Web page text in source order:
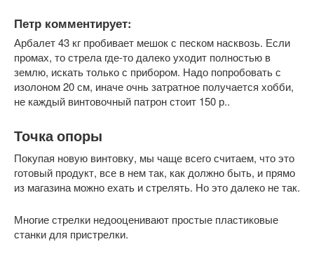
Петр комментирует:
Арбалет 43 кг пробивает мешок с песком насквозь. Если
промах, то стрела где-то далеко уходит полностью в
землю, искать только с прибором. Надо попробовать с
изолоном 20 см, иначе очнь затратное получается хобби,
не каждый винтовочный патрон стоит 150 р..
Точка опоры
Покупая новую винтовку, мы чаще всего считаем, что это
готовый продукт, все в нем так, как должно быть, и прямо
из магазина можно ехать и стрелять. Но это далеко не так.
Многие стрелки недооценивают простые пластиковые
станки для пристрелки.